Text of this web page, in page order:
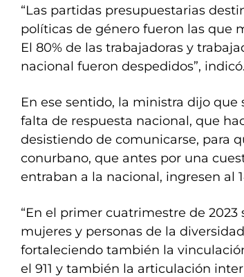
“Las partidas presupuestarias
políticas de género fueron las que
El 80% de las trabajadoras y
nacional fueron despedidos”, indicó.
En ese sentido, la ministra dijo que
falta de respuesta nacional, que
desistiendo de comunicarse, para
conurbano, que antes por una
entraban a la nacional, ingresen al
“En el primer cuatrimestre de
mujeres y personas de la
fortaleciendo también la
el 911 y también la articulación